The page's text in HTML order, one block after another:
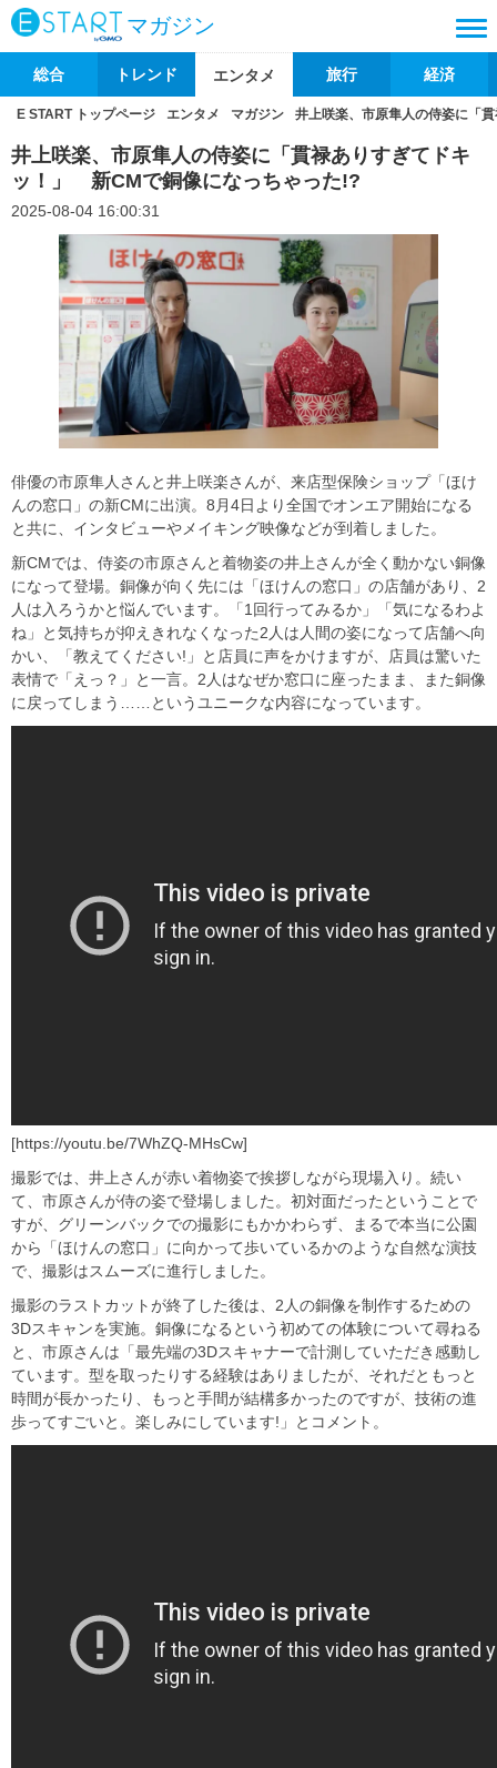
マガジン
総合 トレンド エンタメ 旅行 経済
E START トップページ エンタメ マガジン 井上咲楽、市原隼人の侍姿に「
井上咲楽、市原隼人の侍姿に「貫禄ありすぎてドキ
ッ！」 新CMで銅像になっちゃった!?
2025-08-04 16:00:31
俳優の市原隼人さんと井上咲楽さんが、来店型保険ショップ「ほけ
んの窓口」の新CMに出演。8月4日より全国でオンエア開始になる
と共に、インタビューやメイキング映像などが到着しました。
新CMでは、侍姿の市原さんと着物姿の井上さんが全く動かない銅像
になって登場。銅像が向く先には「ほけんの窓口」の店舗があり、2
人は入ろうかと悩んでいます。「1回行ってみるか」「気になるわよ
ね」と気持ちが抑えきれなくなった2人は人間の姿になって店舗へ向
かい、「教えてください!」と店員に声をかけますが、店員は驚いた
表情で「えっ？」と一言。2人はなぜか窓口に座ったまま、また銅像
に戻ってしまう……というユニークな内容になっています。
[https://youtu.be/7WhZQ-MHsCw]
撮影では、井上さんが赤い着物姿で挨拶しながら現場入り。続い
て、市原さんが侍の姿で登場しました。初対面だったということで
すが、グリーンバックでの撮影にもかかわらず、まるで本当に公園
から「ほけんの窓口」に向かって歩いているかのような自然な演技
で、撮影はスムーズに進行しました。
撮影のラストカットが終了した後は、2人の銅像を制作するための
3Dスキャンを実施。銅像になるという初めての体験について尋ねる
と、市原さんは「最先端の3Dスキャナーで計測していただき感動し
ています。型を取ったりする経験はありましたが、それだともっと
時間が長かったり、もっと手間が結構多かったのですが、技術の進
歩ってすごいと。楽しみにしています!」とコメント。